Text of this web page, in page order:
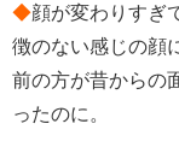
◆顔が変わりすぎ
徴のない感じの顔
前の方が昔からの
ったのに。